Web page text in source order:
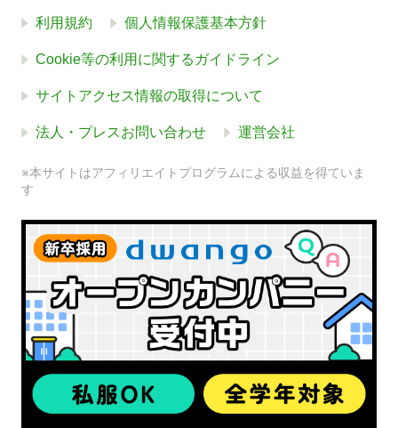
利用規約 個人情報保護基本方針
Cookie等の利用に関するガイドライン
サイトアクセス情報の取得について
法人・プレスお問い合わせ 運営会社
※本サイトはアフィリエイトプログラムによる収益を得ていま
す